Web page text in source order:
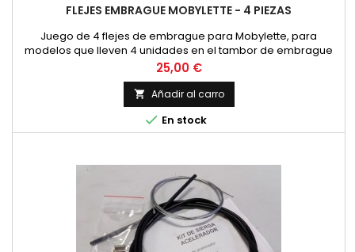
FLEJES EMBRAGUE MOBYLETTE - 4 PIEZAS
Juego de 4 flejes de embrague para Mobylette, para
modelos que lleven 4 unidades en el tambor de embrague
Precio
25,00 €
 Añadir al carro
 En stock